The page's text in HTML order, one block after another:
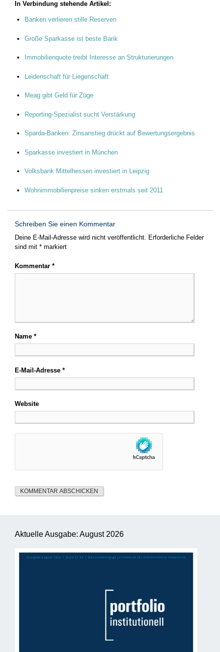
In Verbindung stehende Artikel:
Banken verlieren stille Reserven
Große Sparkasse ist beste Bank
Immobilienquote treibt Interesse an Strukturierungen
Leidenschaft für Liegenschaft
Meag gibt Geld für Züge
Reporting-Spezialist sucht Verstärkung
Sparda-Banken: Zinsanstieg drückt auf Bewertungsergebnis
Sparkasse investiert in München
Volksbank Mittelhessen investiert in Leipzig
Wohnimmobilienpreise sinken erstmals seit 2011
Schreiben Sie einen Kommentar
Deine E-Mail-Adresse wird nicht veröffentlicht. Erforderliche Felder
sind mit * markiert
Kommentar *
Name *
E-Mail-Adresse *
Website
Aktuelle Ausgabe: August 2026